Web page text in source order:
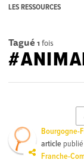
LES RESSOURCES
Tagué 1 fois
Bourgogne-
article
Franche-